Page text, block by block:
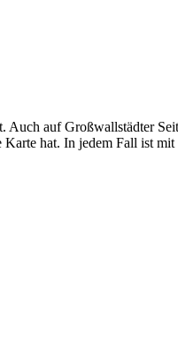
auf Großwallstädter
hat. In jedem Fall ist